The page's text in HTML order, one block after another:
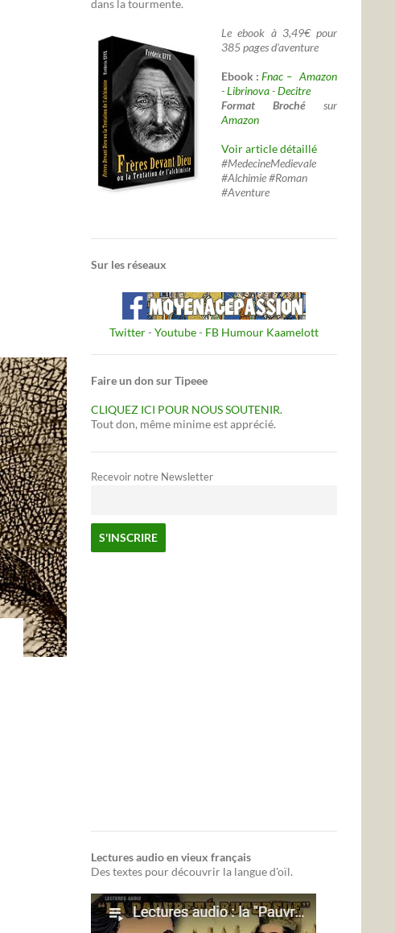
dans la tourmente.
Le ebook à 3,49€ pour
385 pages d'aventure
Ebook :Fnac – Amazon
-Librinova-Decitre
Format Broché sur
Amazon
Voir article détaillé
#MedecineMedievale
#Alchimie #Roman
#Aventure
Sur les réseaux
Twitter- Youtube- FB Humour Kaamelott
Faire un don sur Tipeee
CLIQUEZ ICI POUR NOUS SOUTENIR.
Tout don, même minime est apprécié.
Recevoir notre Newsletter
Lectures audio en vieux français
Des textes pour découvrir la langue d'oïl.